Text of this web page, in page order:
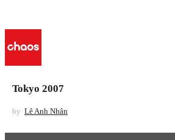
Tokyo 2007
by Lê Anh Nhân